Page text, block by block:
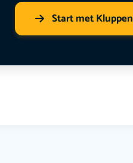
Start met Kluppen